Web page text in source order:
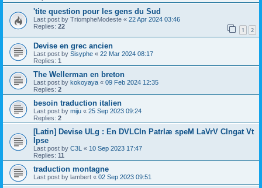
'tite question pour les gens du Sud
Last post by TriompheModeste « 22 Apr 2024 03:46
Replies: 22 1 2
Devise en grec ancien
Last post by Sisyphe « 22 Mar 2024 08:17
Replies: 1
The Wellerman en breton
Last post by kokoyaya « 09 Feb 2024 12:35
Replies: 2
besoin traduction italien
Last post by miju « 25 Sep 2023 09:24
Replies: 2
[Latin] Devise ULg : En DVLCIn PatrIæ speM LaVrV CIngat Vt
Ipse
Last post by C3L « 10 Sep 2023 17:47
Replies: 11
traduction montagne
Last post by lambert « 02 Sep 2023 09:51